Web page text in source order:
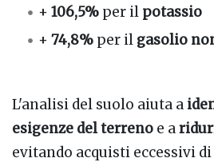
+ 106,5% per il potassio
+ 74,8% per il gasolio
L'analisi del suolo aiuta a
esigenze del terreno e a
evitando acquisti eccessivi